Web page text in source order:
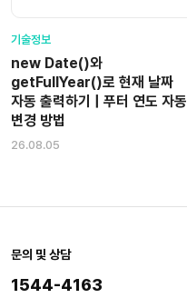
기술정보
new Date()와
getFullYear()로 현재 날짜
자동 출력하기 | 푸터 연도 자동
변경 방법
26.08.05
문의 및 상담
1544-4163